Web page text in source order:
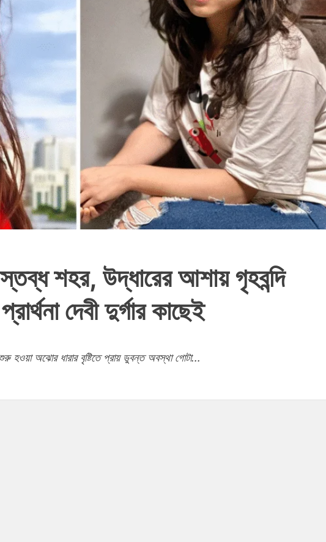
শহর, উদ্ধারের আশায় গৃহবন্দি
দেবী দুর্গার কাছেই
হওয়া অঝোর ধারার বৃষ্টিতে প্রায় ডুবন্ত অবস্থা গোটা...